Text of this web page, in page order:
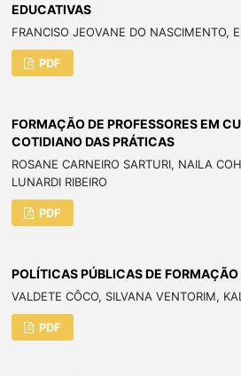
EDUCATIVAS
FRANCISO JEOVANE DO NASCIMENTO,
PDF
FORMAÇÃO DE PROFESSORES EM
COTIDIANO DAS PRÁTICAS
ROSANE CARNEIRO SARTURI, NAILA
LUNARDI RIBEIRO
PDF
POLÍTICAS PÚBLICAS DE
VALDETE CÔCO, SILVANA VENTORIM,
PDF